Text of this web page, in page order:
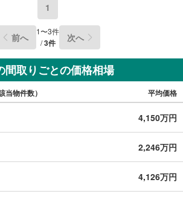
とスムーズにご案内が可能です。
1
前へ 1〜3件
/3件 次へ
間取りごとの価格相場
当物件数） 平均価格
4,150万円
2,246万円
4,126万円